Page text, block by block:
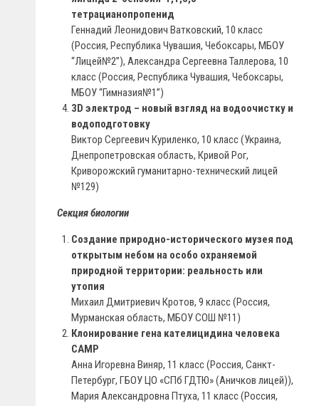
тетрацианопропенид
Геннадий Леонидович Ватковский, 10 класс
(Россия, Республика Чувашия, Чебоксары, МБОУ
“Лицей№2”), Александра Сергеевна Таллерова, 10
класс (Россия, Республика Чувашия, Чебоксары,
МБОУ “Гимназия№1”)
3D электрод – новый взгляд на водоочистку и
водоподготовку
Виктор Сергеевич Куриленко, 10 класс (Украина,
Днепропетровская область, Кривой Рог,
Криворожский гуманитарно-технический лицей
№129)
Секция биологии
Создание природно-исторического музея под
открытым небом на особо охраняемой
природной территории: реальность или
утопия
Михаил Дмитриевич Кротов, 9 класс (Россия,
Мурманская область, МБОУ СОШ №11)
Клонирование гена кателицидина человека
CAMP
Анна Игоревна Виняр, 11 класс (Россия, Санкт-
Петербург, ГБОУ ЦО «СПб ГДТЮ» (Аничков лицей)),
Мария Александровна Птуха, 11 класс (Россия,